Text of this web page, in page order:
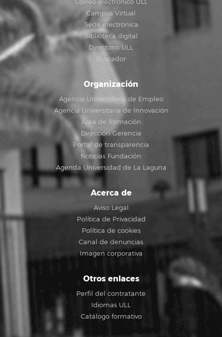
Correo electrónico ULL
Campus Virtual
Sede electrónica
Biblioteca digital
Directorio ULL
Buscador
Organización
Agencia Universitaria de Empleo
Agencia Universitaria de Innovación
Área de formación
Dirección Gerencia
Portal de transparencia
Noticias Fundación
Agenda Universidad de La Laguna
Acerca de
Aviso Legal
Política de Privacidad
Política de cookies
Canal de denuncias
Imagen corporativa
Otros enlaces
Perfil del contratante
Idiomas ULL
Catálogo formativo